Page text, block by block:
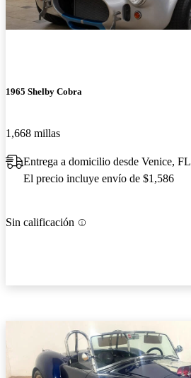
1965 Shelby Cobra
1,668 millas
Entrega a domicilio desde Venice, FL
El precio incluye envío de $1,586
Sin calificación